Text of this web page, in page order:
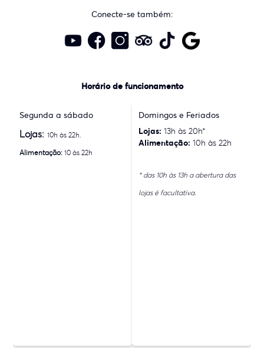
Conecte-se também:
Horário de funcionamento
Segunda a sábado
Lojas:10h às 22h.
Alimentação: 10 às 22h
Domingos e Feriados
Lojas: 13h às 20h*
Alimentação: 10h às 22h
* das 10h às 13h a abertura das
lojas é facultativa.